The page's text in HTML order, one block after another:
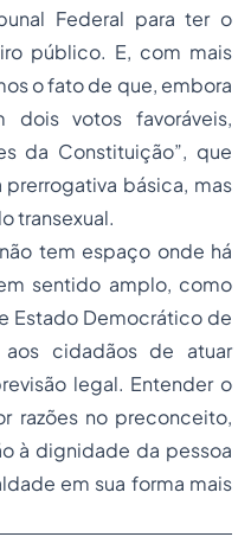
Federal para ter o
público. E, com mais
o fato de que, embora
votos favoráveis,
da Constituição”, que
básica, mas
transexual.
tem espaço onde há
sentido amplo, como
Estado Democrático de
cidadãos de atuar
legal. Entender o
razões no preconceito,
à dignidade da pessoa
em sua forma mais